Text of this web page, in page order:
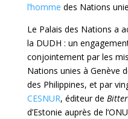
l’homme des Nations
Le Palais des Nations a
la DUDH : un
conjointement par les
Nations unies à Genève
des Philippines, et par
CESNUR, éditeur de
d’Estonie auprès de